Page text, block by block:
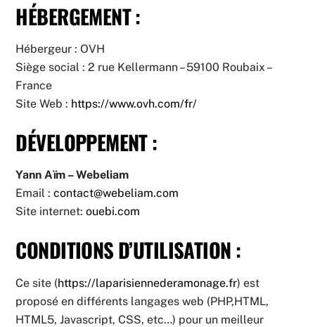
HÉBERGEMENT :
Hébergeur : OVH
Siège social : 2 rue Kellermann – 59100 Roubaix –
France
Site Web : https://www.ovh.com/fr/
DÉVELOPPEMENT :
Yann Aïm – Webeliam
Email :contact@webeliam.com
Site internet:ouebi.com
CONDITIONS D’UTILISATION :
Ce site (https://laparisiennederamonage.fr) est
proposé en différents langages web (PHP,HTML,
HTML5, Javascript, CSS, etc…) pour un meilleur